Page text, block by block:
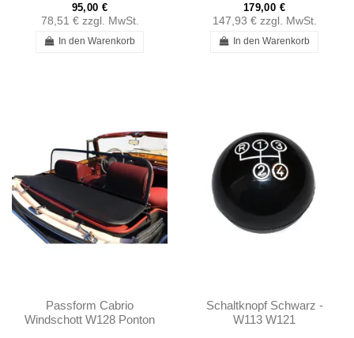
95,00 €
78,51 € zzgl. MwSt.
In den Warenkorb
179,00 €
147,93 € zzgl. MwSt.
In den Warenkorb
Passform Cabrio
Windschott W128 Ponton
Schaltknopf Schwarz -
W113 W121